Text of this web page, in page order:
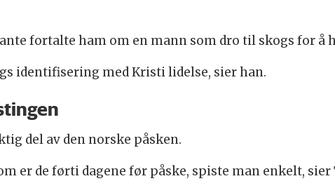
fortalte ham om en mann som dro til skogs for
identifisering med Kristi lidelse, sier han.
del av den norske påsken.
er de førti dagene før påske, spiste man enkelt, sier